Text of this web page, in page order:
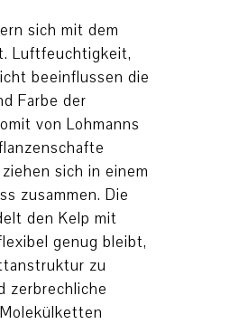
sich mit dem
Luftfeuchtigkeit,
beeinflussen die
Farbe der
von Lohmanns
sich in einem
zusammen. Die
den Kelp mit
genug bleibt,
zu
zerbrechliche